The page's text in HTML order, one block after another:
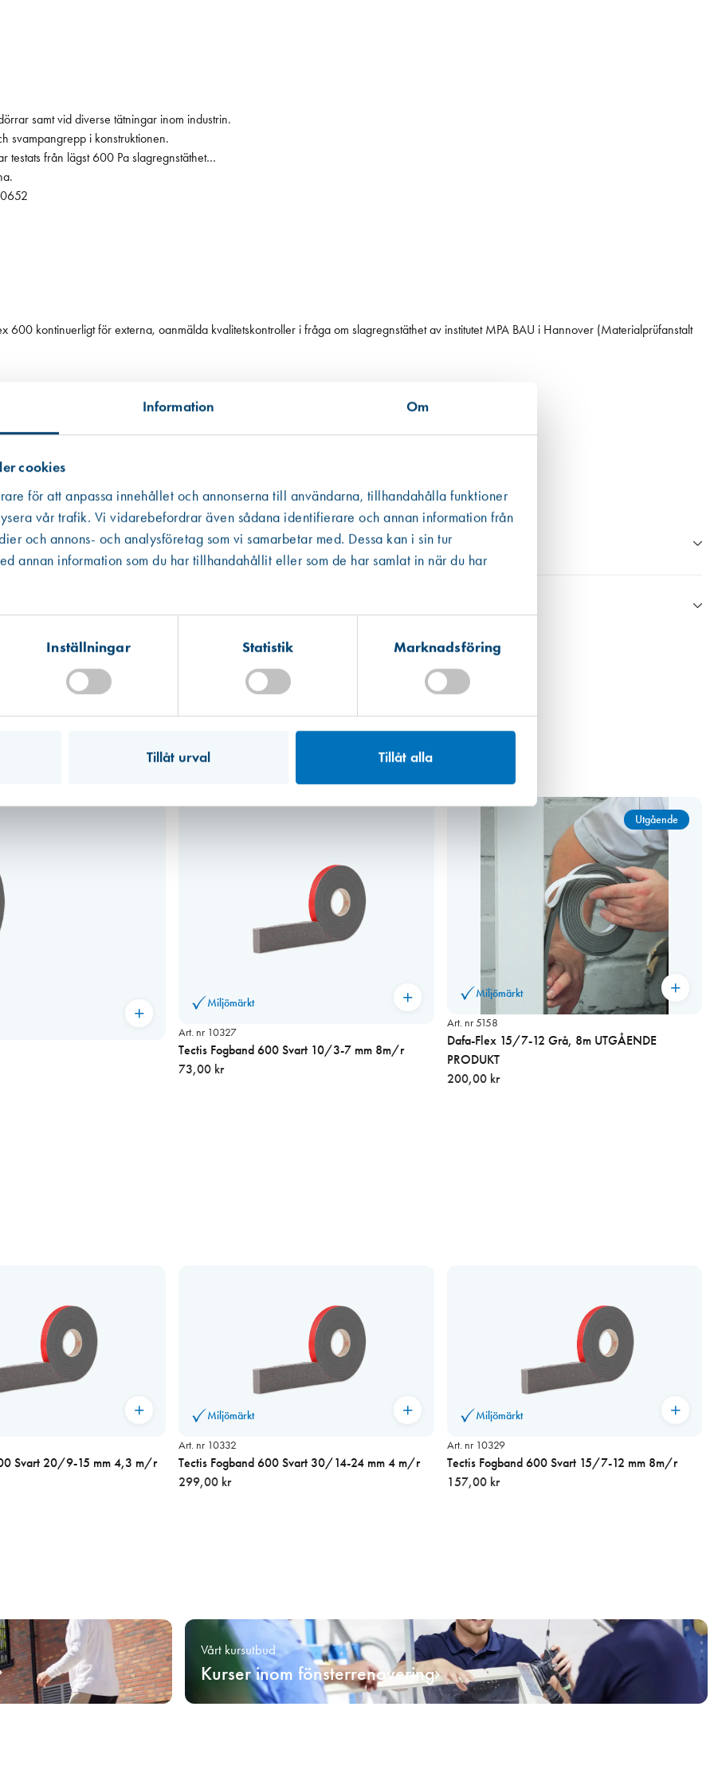
Information Om
cookies
för att anpassa innehållet och annonserna till användarna, tillhandahålla funktioner
vår trafik. Vi vidarebefordrar även sådana identifierare och annan information från
och annons- och analysföretag som vi samarbetar med. Dessa kan i sin tur
annan information som du har tillhandahållit eller som de har samlat in när du har
Inställningar Statistik Marknadsföring
Tillåt urval Tillåt alla
i andra hand data från en miljödatabas och i tredje hand från Boverkets databas eller annan data från tillverkaren.
som ibland är mer schablonmässig. Om värdet har kommit från en EPD finns den som ett bifogat dokument under respektive produkt
ursprung inte kunnat säkerställas har vi av trovärdighetsskäl valt det högsta värdet. För fogmassor har vi valt att även inkludera
samt vid diverse tätningar inom industrin.
svampangrepp i konstruktionen.
testats från lägst 600 Pa slagregnstäthet
kontinuerligt för externa, oanmälda kvalitetskontroller i fråga om slagregnstäthet av institutet MPA BAU i Hannover (Materialprüfanstalt
ämnen eller
Miljömärkt
Art. nr 10327
Tectis Fogband 600 Svart 10/3-7 mm 8m/r
73,00 kr
Miljömärkt
Utgående
Art. nr 5158
Dafa-Flex 15/7-12 Grå, 8m UTGÅENDE
PRODUKT
200,00 kr
Svart 20/9-15 mm 4,3 m/r
Miljömärkt
Art. nr 10332
Tectis Fogband 600 Svart 30/14-24 mm 4 m/r
299,00 kr
Miljömärkt
Art. nr 10329
Tectis Fogband 600 Svart 15/7-12 mm 8m/r
157,00 kr
Vårt kursutbud
Kurser inom fönsterrenovering
Västberga
Slut i lager
Hitta hit
Hitta hit
Mullsjö (lager)
Finns i lager (3 st)
Hitta hit